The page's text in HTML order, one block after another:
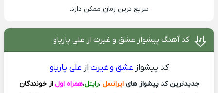
سریع ترین زمان ممکن دارد.
کد آهنگ پیشواز عشق و غیرت از علی پاریاو
کد پیشواز عشق و غیرت از علی پاریاو
جدیدترین کد پیشواز هایایرانسل ،رایتل،همراه اول از خونندگان